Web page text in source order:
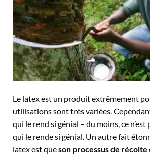
Le latex est un produit extrêmement
utilisations sont très variées.
qui le rend si génial – du moins, ce n’est
qui le rende si génial. Un autre fait
latex est queson processus de